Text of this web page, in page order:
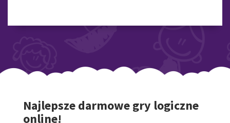
Najlepsze darmowe gry logiczne
online!